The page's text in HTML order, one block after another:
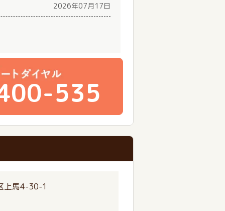
2026年07月17日
535
上馬4-30-1